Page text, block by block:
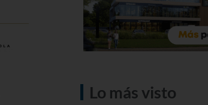
Lo más visto